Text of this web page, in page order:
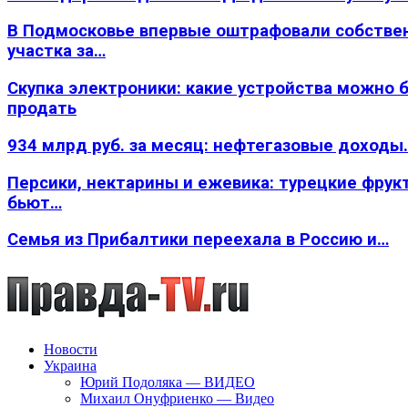
В Подмосковье впервые оштрафовали
участка за…
Скупка электроники: какие устройства можно
продать
934 млрд руб. за месяц: нефтегазовые
Персики, нектарины и ежевика: турецкие
бьют…
Семья из Прибалтики переехала в Россию и…
Новости
Украина
Юрий Подоляка — ВИДЕО
Михаил Онуфриенко — Видео